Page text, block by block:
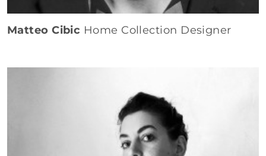
Matteo Cibic Home Collection Designer